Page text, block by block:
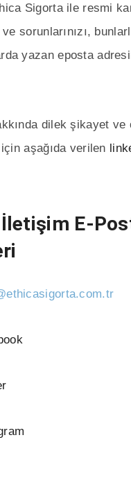
Sigorta ile resmi
sorunlarınızı,
yazan eposta
dilek şikayet
aşağıda verilen
E-